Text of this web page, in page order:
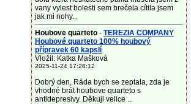
vany vylest bolesti sem brečela cítila jsem
jak mi nohy...
Houbove quarteto - TEREZIA COMPANY
Houbové quarteto 100% houbový
přípravek 60 kapslí
Vložil: Katka Mašková
2025-11-24 17:28:12
Dobrý den, Ráda bych se zeptala, zda je
vhodné brát houbove quarteto s
antidepresivy. Děkuji velice ...